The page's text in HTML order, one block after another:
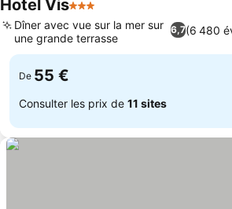
Hotel Vis3 Étoiles
6,7(6 480
Dîner avec vue sur la mer sur
une grande terrasse
De 55 €
Consulter les prix de 11 sites